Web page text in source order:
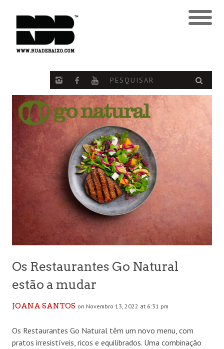
Os Restaurantes Go Natural
estão a mudar
JOANA SANTOS on Novembro 13, 2022 at 6:31 pm
Os Restaurantes Go Natural têm um novo menu, com
pratos irresistíveis, ricos e equilibrados. Uma combinação